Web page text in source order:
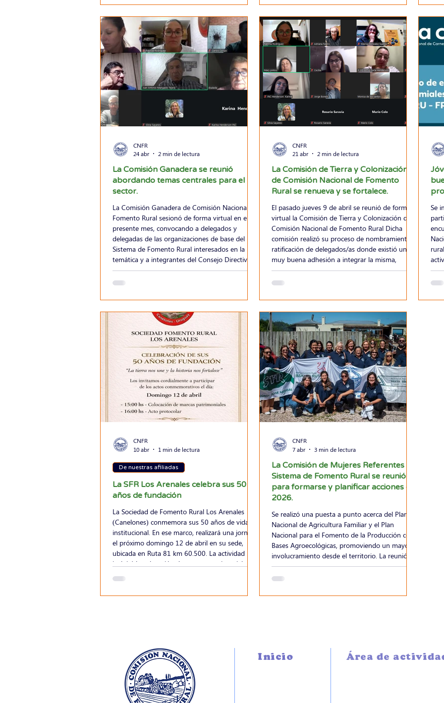
14 y 24 años de edad, de los departamentos de
Salto, Paysandú, Tacuarembó y Treinta y Tres,
de
de
La Comisión Ganadera se reunió
abordando temas centrales para el
sector.
La Comisión Ganadera de Comisión Nacional de
Fomento Rural sesionó de forma virtual en el
presente mes, convocando a delegados y
delegadas de las organizaciones de base del
Sistema de Fomento Rural interesados en la
temática y a integrantes del Consejo Directivo,
así como a los/as delegados/as de CNFR en
diferentes Institutos y Comisiones de trabajo
participantes de los departamentos de
Tacuarembó, Salto, Río Negro, Maldonado,
CNFR
24 abr
2 min de lectura
La Comisión de Tierra y Colonización
de Comisión Nacional de Fomento
Rural se renueva y se fortalece.
El pasado jueves 9 de abril se reunió de forma
virtual la Comisión de Tierra y Colonización de
Comisión Nacional de Fomento Rural Dicha
comisión realizó su proceso de nombramiento y
ratificación de delegados/as donde existió una
muy buena adhesión a integrar la misma,
sumando organizaciones de distintos
departamentos que no venían integrándola
siendo parte de la misma. Esta primera instancia
del año contó con la participación de 21 pe
CNFR
21 abr
2 min de lectura
Se
uso
en
La SFR Los Arenales celebra sus 50
años de fundación
La Sociedad de Fomento Rural Los Arenales
(Canelones) conmemora sus 50 años de vida
institucional. En ese marco, realizará una jornada
el próximo domingo 12 de abril en su sede,
ubicada en Ruta 81 km 60.500. La actividad
incluirá la colocación de marcas patrimoniales a
16:00 h. Bajo el lema “La tierra nos une y la
historia nos fortalece” , la actividad será una
De nuestras afiliadas
CNFR
10 abr
1 min de lectura
La Comisión de Mujeres Referentes del
Sistema de Fomento Rural se reunió
para formarse y planificar acciones del
2026.
Se realizó una puesta a punto acerca del Plan
Nacional de Agricultura Familiar y el Plan
Nacional para el Fomento de la Producción con
Bases Agroecológicas, promoviendo un mayor
involucramiento desde el territorio. La reunión
se llevó a cabo del 20 al 22 de marzo en la
región Este, en La Paloma departamento de
de formación de dirigentes e intercambiar
CNFR
7 abr
3 min de lectura
Inicio Área de